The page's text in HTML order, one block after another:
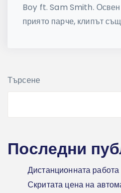
Boy ft. Sam Smith. Освен
приято парче, клипът
Търсене
Последни
Дистанционната работа
Скритата цена на